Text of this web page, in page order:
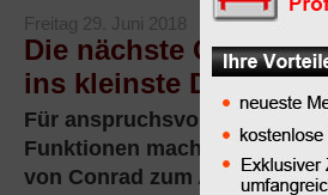
umfrage-viessmann-multiprotokoll-lichtdecoder
Freitag 29. Juni 2018
Die nächste
ins kleinste Detail
Für anspruchsvolle
Funktionen machen das
von Conrad zum Alleskönner